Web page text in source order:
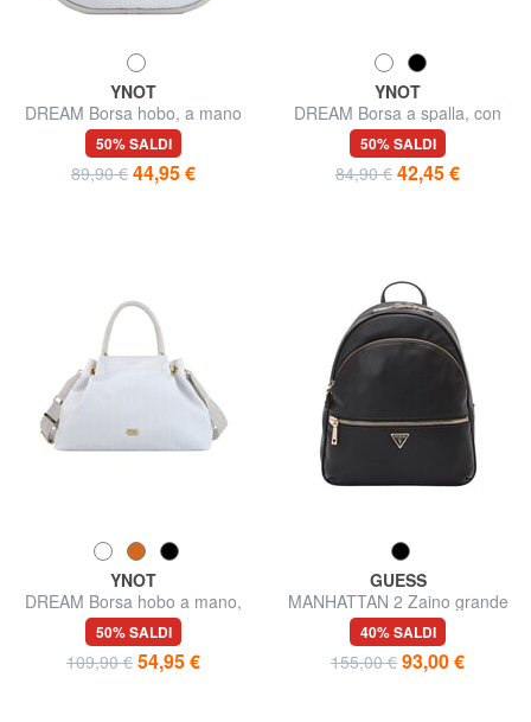
YNOT
DREAM Borsa hobo, a mano
50% SALDI
89,90 € 44,95 €
YNOT
DREAM Borsa a spalla, con
tracolla
50% SALDI
84,90 € 42,45 €
YNOT
DREAM Borsa hobo a mano,
con tracolla
50% SALDI
109,90 € 54,95 €
GUESS
MANHATTAN 2 Zaino grande
a 2 scomparti
40% SALDI
155,00 € 93,00 €